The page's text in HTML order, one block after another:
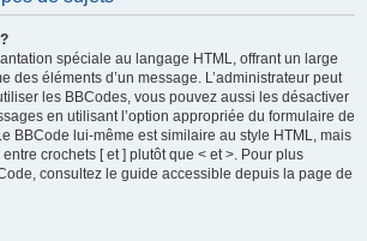
spéciale au langage HTML, offrant un large
des éléments d’un message. L’administrateur peut
les BBCodes, vous pouvez aussi les désactiver
en utilisant l’option appropriée du formulaire de
BBCode lui-même est similaire au style HTML, mais
crochets [ et ] plutôt que < et >. Pour plus
consultez le guide accessible depuis la page de